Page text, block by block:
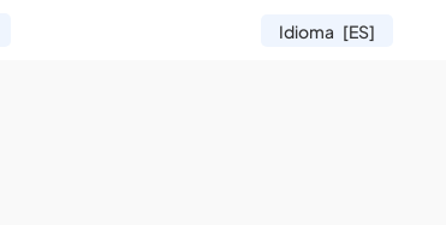
Idioma [ES]